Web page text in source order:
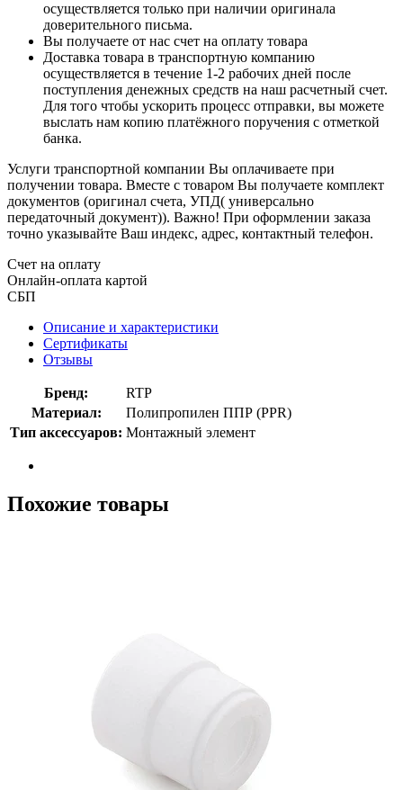
осуществляется только при наличии оригинала
доверительного письма.
Вы получаете от нас счет на оплату товара
Доставка товара в транспортную компанию
осуществляется в течение 1-2 рабочих дней после
поступления денежных средств на наш расчетный счет.
Для того чтобы ускорить процесс отправки, вы можете
выслать нам копию платёжного поручения с отметкой
банка.
Услуги транспортной компании Вы оплачиваете при
получении товара. Вместе с товаром Вы получаете комплект
документов (оригинал счета, УПД( универсально
передаточный документ)). Важно! При оформлении заказа
точно указывайте Ваш индекс, адрес, контактный телефон.
Счет на оплату
Онлайн-оплата картой
СБП
Описание и характеристики
Сертификаты
Отзывы
Бренд:
RTP
Материал:
Полипропилен ППР (PPR)
Тип аксессуаров: Монтажный элемент
Похожие товары